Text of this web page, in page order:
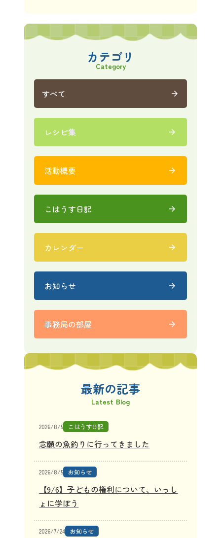
カテゴリ
Category
すべて arrow_forward
レシピ集 arrow_forward
活動概要 arrow_forward
こはうす日記 arrow_forward
カレンダー arrow_forward
お知らせ arrow_forward
事務局の部屋 arrow_forward
最新の記事
Latest Blog
2026/8/5 こはうす日記
念願の魚釣りに行ってきました
2026/8/5 お知らせ
【9/6】子どもの権利について、いっし
ょに学ぼう
2026/7/24 お知らせ